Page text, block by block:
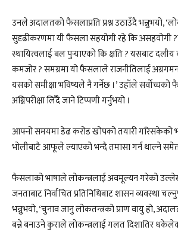
उनले अदालतको फैसलाप्रति प्रश्न उठाउँदै भन्नुभयो,
सुदृढीकरणमा यी फैसला सहयोगी रहे कि असहयोगी
स्थायित्वलाई बल पुर्‍याएको कि क्षति ? यसबाट
कमजोर ? समग्रमा यो फैसलाले राजनीतिलाई
यसको समीक्षा भविष्यले नै गर्नेछ ।’ उहाँले
अग्निपरीक्षा लिँदै जाने टिप्पणी गर्नुभयो ।
आफ्नो समयमा डेढ करोड खोपको तयारी
भोलीबाटै आफूले ल्याएको भन्दै तमासा गर्न थाल्ने
फैसलाको भाषाले लोकन्त्रलाई अवमूल्यन गरेको
जनताबाट निर्वाचित प्रतिनिधिबाट शासन व्यवस्था
भन्नुभयो, ‘चुनाव जानु लोकतन्त्रको प्राण वायु हो,
बन्ने बनाउने कुराले लोकन्त्रलाई गलत दिशातिर